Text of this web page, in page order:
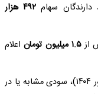
۴۹۲ هزار
از۱.۵ میلیون تومان
اعلام
پیش‌بینی می‌شود در مرحله دوم (شهریور ۱۴۰۴)، سودی مشابه یا در